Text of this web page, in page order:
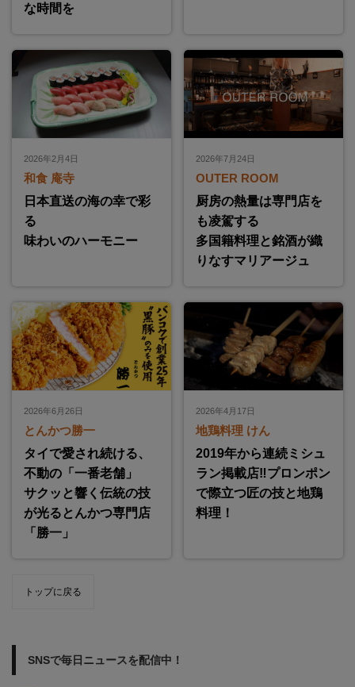
な時間を
2026年2月4日
和食 庵寺
日本直送の海の幸で彩
る
味わいのハーモニー
2026年7月24日
OUTER ROOM
厨房の熱量は専門店を
も凌駕する
多国籍料理と銘酒が織
りなすマリアージュ
2026年6月26日
とんかつ勝一
タイで愛され続ける、
不動の「一番老舗」
サクッと響く伝統の技
が光るとんかつ専門店
「勝一」
2026年4月17日
地鶏料理 けん
2019年から連続ミシュ
ラン掲載店‼プロンポン
で際立つ匠の技と地鶏
料理！
トップに戻る
SNSで毎日ニュースを配信中！